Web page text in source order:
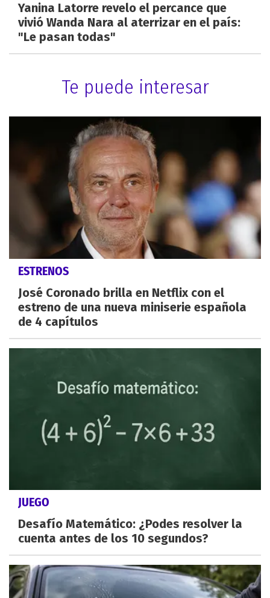
Yanina Latorre revelo el percance que
vivió Wanda Nara al aterrizar en el país:
"Le pasan todas"
Te puede interesar
ESTRENOS
José Coronado brilla en Netflix con el
estreno de una nueva miniserie española
de 4 capítulos
JUEGO
Desafío Matemático: ¿Podes resolver la
cuenta antes de los 10 segundos?